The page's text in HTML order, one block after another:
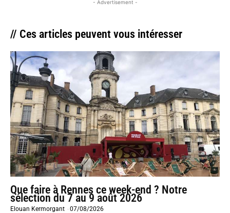
- Advertisement -
// Ces articles peuvent vous intéresser
Que faire à Rennes ce week-end ? Notre
sélection du 7 au 9 août 2026
Elouan Kermorgant -07/08/2026